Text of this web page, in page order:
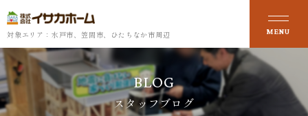
対象エリア：水戸市、笠間市、ひたちなか市周辺
BLOG
スタッフブログ